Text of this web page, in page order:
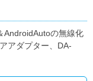
AndroidAutoの無線化
アダプター、DA-